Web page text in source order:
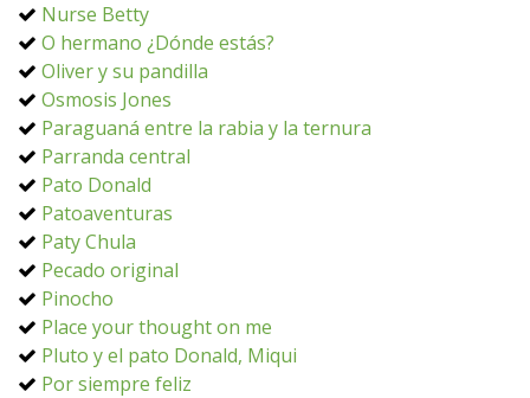
Nurse Betty
O hermano ¿Dónde estás?
Oliver y su pandilla
Osmosis Jones
Paraguaná entre la rabia y la ternura
Parranda central
Pato Donald
Patoaventuras
Paty Chula
Pecado original
Pinocho
Place your thought on me
Pluto y el pato Donald, Miqui
Por siempre feliz